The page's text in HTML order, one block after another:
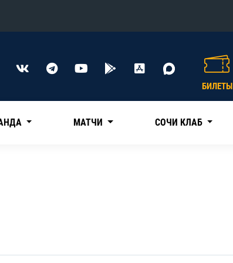
Конференция «Восток»
БИЛЕТЫ
МАТЧИ СОЧИ КЛАБ